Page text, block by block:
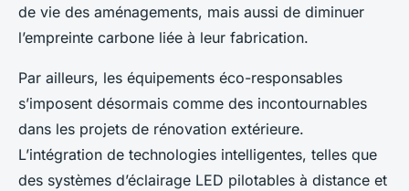
de vie des aménagements, mais aussi de diminuer
l’empreinte carbone liée à leur fabrication.
Par ailleurs, les équipements éco-responsables
s’imposent désormais comme des incontournables
dans les projets de rénovation extérieure.
L’intégration de technologies intelligentes, telles que
des systèmes d’éclairage LED pilotables à distance et